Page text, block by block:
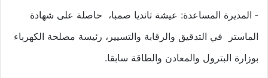
‐ المديرة المساعدة: عيشة تانديا صمبا، حاصلة على شهادة
الماستر في التدقيق والرقابة والتسيير، رئيسة مصلحة الكهرباء
بوزارة البترول والمعادن والطاقة سابقا.